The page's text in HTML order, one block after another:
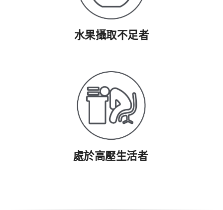
水果攝取不足者
處於高壓生活者